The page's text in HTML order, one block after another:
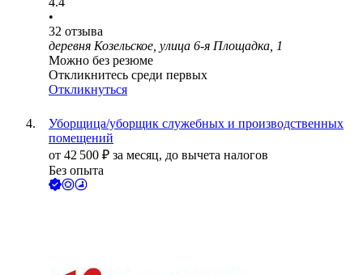
•
32 отзыва
деревня Козельское, улица 6-я Площадка, 1
Можно без резюме
Откликнитесь среди первых
Откликнуться
Уборщица/уборщик служебных и производственных
помещений
от 42 500 ₽ за месяц, до вычета налогов
Без опыта